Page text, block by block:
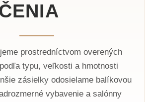
prostredníctvom overených
typu, veľkosti a hmotnosti
zásielky odosielame balíkovou
vybavenie a salónny